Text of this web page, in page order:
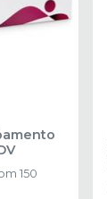
150